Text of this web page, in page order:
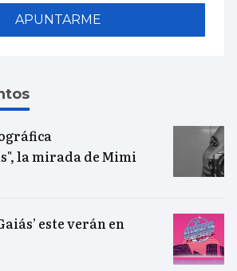
APUNTARME
la mirada de Mimi
este verán en